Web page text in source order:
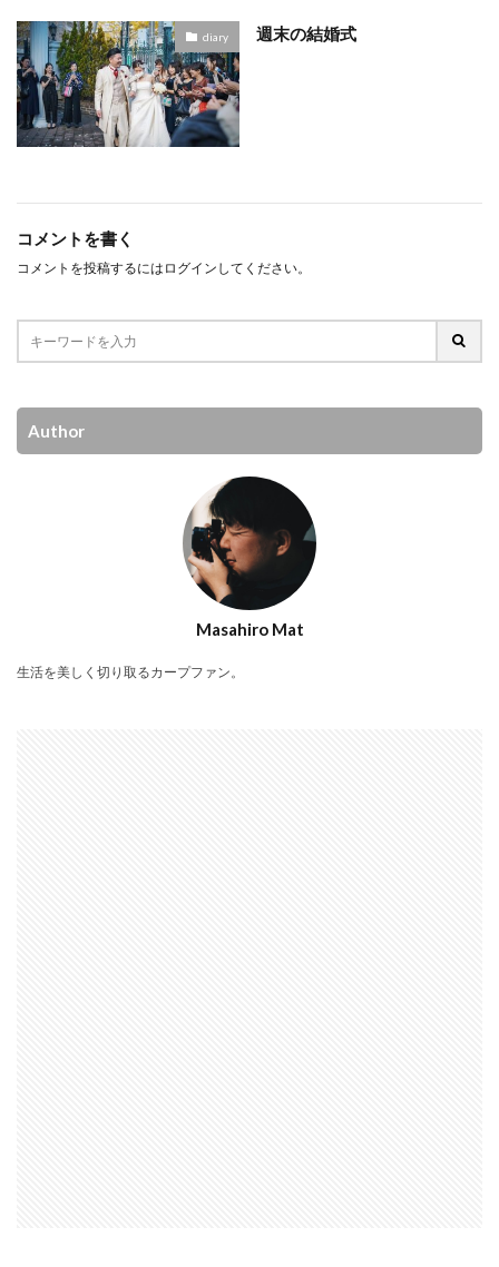
diary 週末の結婚式
コメントを書く
コメントを投稿するには ログイン してください。
Author
Masahiro Mat
生活を美しく切り取るカープファン。